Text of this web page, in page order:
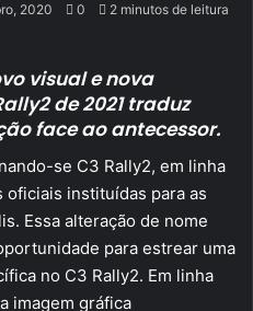
2020 0 2 minutos de leitura
visual e nova
de 2021 traduz
face ao antecessor.
se C3 Rally2, em linha
oficiais instituídas para as
Essa alteração de nome
para estrear uma
no C3 Rally2. Em linha
imagem gráfica